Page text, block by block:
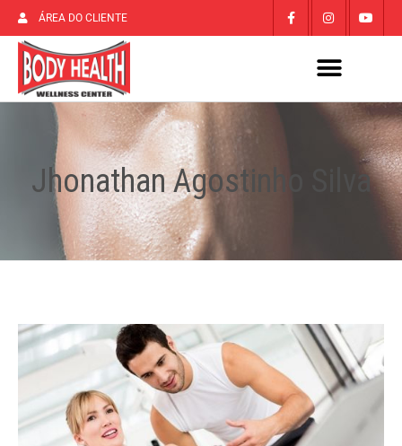
ÁREA DO CLIENTE
Jhonathan Agostinho Silva